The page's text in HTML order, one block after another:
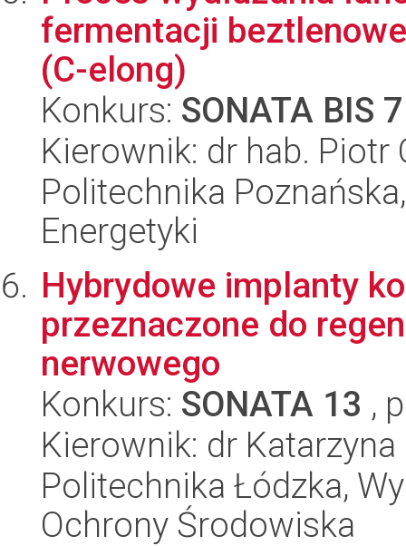
fermentacji
(C-elong)
Konkurs: SONATA BIS 7
Kierownik: dr hab. Piotr
Politechnika
Energetyki
Hybrydowe implanty
przeznaczone do
nerwowego
Konkurs: SONATA 13 ,
Kierownik: dr
Politechnika Łódzka,
Ochrony Środowiska